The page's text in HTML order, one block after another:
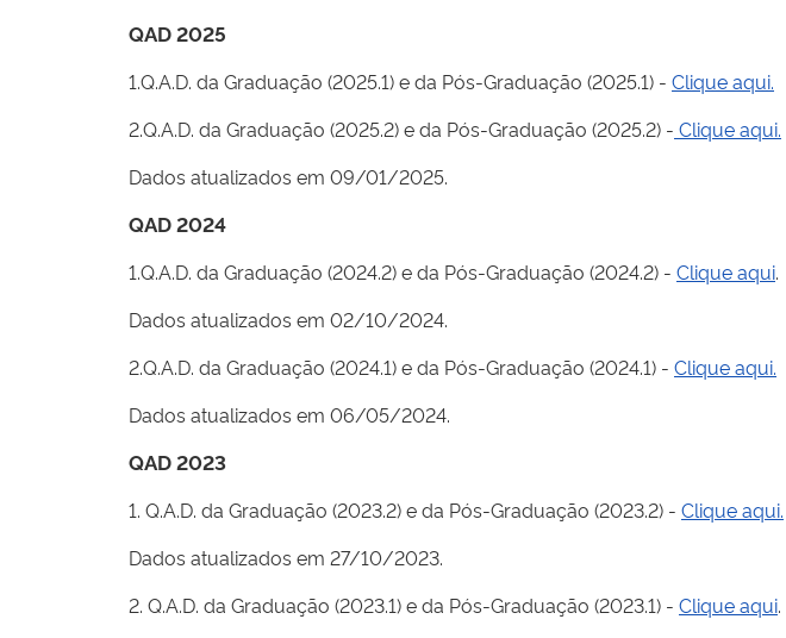
QAD 2025
1.Q.A.D. da Graduação (2025.1) e da Pós-Graduação (2025.1) - Clique aqui.
2.Q.A.D. da Graduação (2025.2) e da Pós-Graduação (2025.2) - Clique aqui.
Dados atualizados em 09/01/2025.
QAD 2024
1.Q.A.D. da Graduação (2024.2) e da Pós-Graduação (2024.2) - Clique aqui.
Dados atualizados em 02/10/2024.
2.Q.A.D. da Graduação (2024.1) e da Pós-Graduação (2024.1) - Clique aqui.
Dados atualizados em 06/05/2024.
QAD 2023
1. Q.A.D. da Graduação (2023.2) e da Pós-Graduação (2023.2) - Clique aqui.
Dados atualizados em 27/10/2023.
2. Q.A.D. da Graduação (2023.1) e da Pós-Graduação (2023.1) - Clique aqui.